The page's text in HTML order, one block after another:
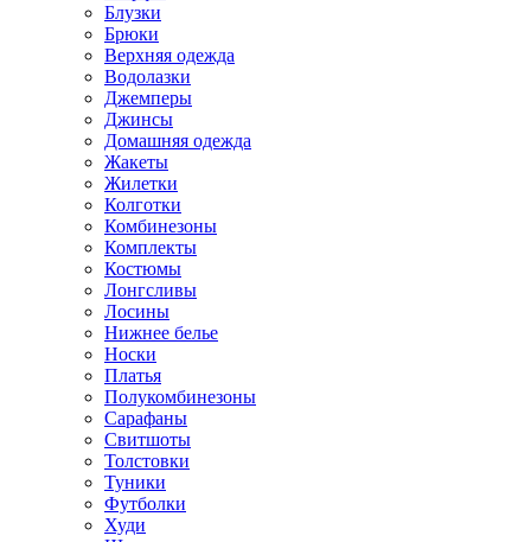
Блузки
Брюки
Верхняя одежда
Водолазки
Джемперы
Джинсы
Домашняя одежда
Жакеты
Жилетки
Колготки
Комбинезоны
Комплекты
Костюмы
Лонгсливы
Лосины
Нижнее белье
Носки
Платья
Полукомбинезоны
Сарафаны
Свитшоты
Толстовки
Туники
Футболки
Худи